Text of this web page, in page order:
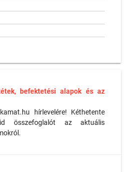
befektetési alapok és az
hírlevelére! Kéthetente
összefoglalót az aktuális